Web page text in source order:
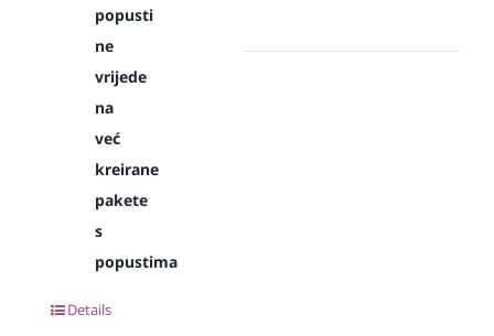
popusti
ne
vrijede
na
već
kreirane
pakete
s
popustima
Details